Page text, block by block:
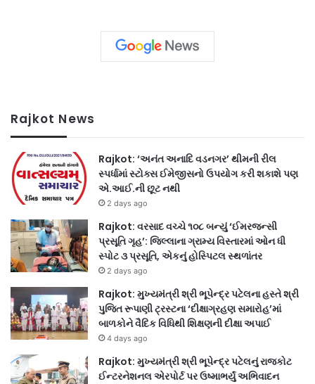
Rajkot News
Rajkot: ‘અનંત અનાદિ વડનગર’ થીમની રીલ
સ્પર્ધામાં સ્ટોક્સ ઈમેજીસનો ઉપયોગ કરી શકાશે પણ
એ.આઈ.ની છૂટ નથી
2 days ago
Rajkot: વરસાદ વચ્ચે ૧૦૮ બન્યું ‘ઈમરજન્સી
પ્રસૂતિ ગૃહ’: જિલ્લાના ગ્રામ્ય વિસ્તારમાં ઓન ધી
સ્પોટ ૩ પ્રસૂતિ, એકનું હોસ્પિટલ સ્થળાંતર
2 days ago
Rajkot: મુખ્યમંત્રી શ્રી ભૂપેન્દ્ર પટેલના હસ્તે શ્રી
પુજિત રૂપાણી ટ્રસ્ટના ‘દીક્ષાગ્રહણ સમારોહ’માં
બાળકોને વૈદિક વિધિથી શિક્ષણની દીક્ષા અપાઈ
4 days ago
Rajkot: મુખ્યમંત્રી શ્રી ભૂપેન્દ્ર પટેલનું રાજકોટ
ઈન્ટરનેશનલ એરપોર્ટ પર ઉષ્માભર્યું અભિવાદન